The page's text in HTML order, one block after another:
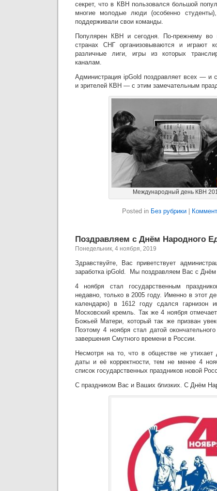
секрет, что в КВН пользовался большой
многие молодые люди (особенно
поддерживали свои команды.
Популярен КВН и сегодня. По-прежнему во
странах СНГ организовываются и играют
различные лиги, игры из которых
каналам.
Администрация ipGold поздравляет всех — и
и зрителей КВН — с этим замечательным
Международный день КВН
Posted in Без рубрики
Поздравляем с Днём Народного
Понедельник, 4 ноября, 2019
Здравствуйте, Вас приветствует
заработка ipGold. Мы поздравляем Вас с Днём
4 ноября стал государственным
недавно, только в 2005 году. Именно в этот
календарю) в 1612 году сдался гарнизон
Московский кремль. Так же 4 ноября
Божьей Матери, который так же призван
Поэтому 4 ноября стал датой
завершения Смутного времени в России.
Несмотря на то, что в обществе не утихает
даты и её корректности, тем не менее 4
список государственных праздников новой
С праздником Вас и Ваших близких. С Днём